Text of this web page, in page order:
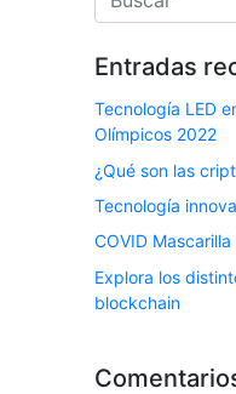
Entradas
Tecnología LED
Olímpicos 2022
¿Qué son las
Tecnología
COVID Mascarilla
Explora los
blockchain